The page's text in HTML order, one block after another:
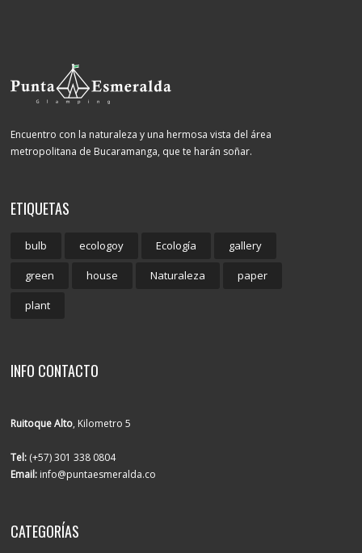
Encuentro con la naturaleza y una hermosa vista del área
metropolitana de Bucaramanga, que te harán soñar.
ETIQUETAS
bulb ecologoy Ecología gallery
green house Naturaleza paper
plant
INFO CONTACTO
Ruitoque Alto, Kilometro 5
Tel: (+57) 301 338 0804
Email: info@puntaesmeralda.co
CATEGORÍAS